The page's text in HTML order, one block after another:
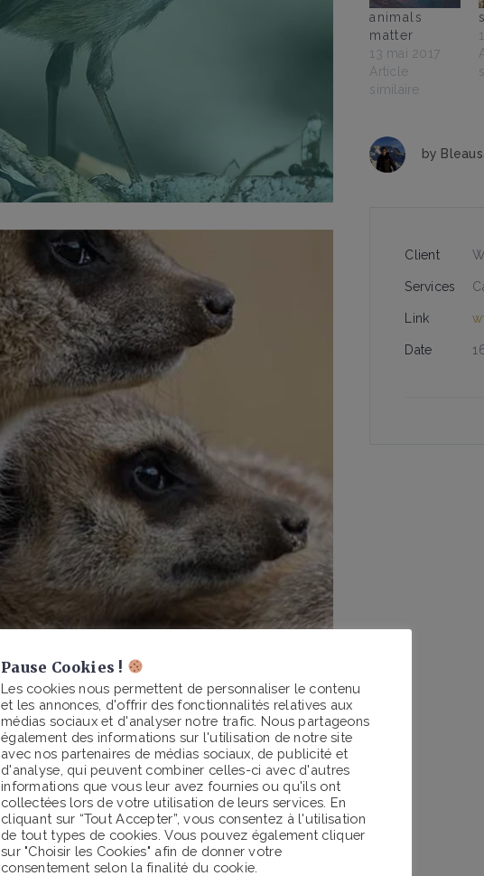
animals
matter
13 mai 2017
Article
similaire
by
Client
Services
Link
Date
Pause Cookies !
Les cookies nous permettent de personnaliser le contenu
et les annonces, d'offrir des fonctionnalités relatives aux
médias sociaux et d'analyser notre trafic. Nous partageons
également des informations sur l'utilisation de notre site
avec nos partenaires de médias sociaux, de publicité et
d'analyse, qui peuvent combiner celles-ci avec d'autres
informations que vous leur avez fournies ou qu'ils ont
collectées lors de votre utilisation de leurs services. En
cliquant sur “Tout Accepter”, vous consentez à l'utilisation
de tout types de cookies. Vous pouvez également cliquer
sur "Choisir les Cookies" afin de donner votre
consentement selon la finalité du cookie.